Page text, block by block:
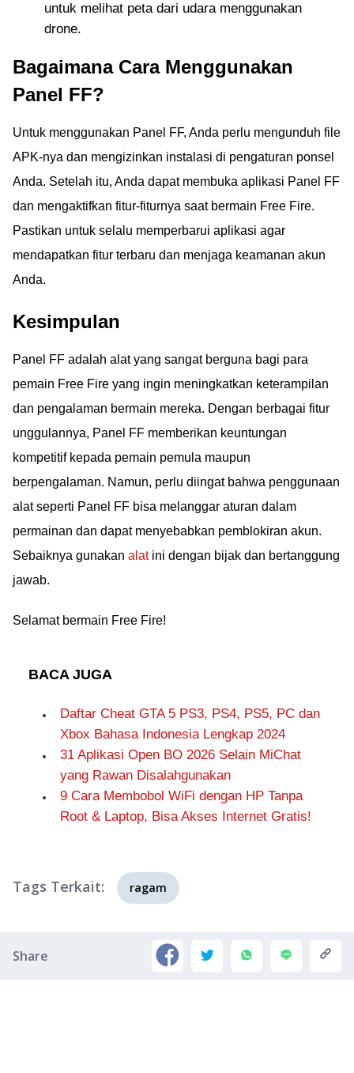
untuk melihat peta dari udara menggunakan
drone.
Bagaimana Cara Menggunakan
Panel FF?
Untuk menggunakan Panel FF, Anda perlu mengunduh file
APK-nya dan mengizinkan instalasi di pengaturan ponsel
Anda. Setelah itu, Anda dapat membuka aplikasi Panel FF
dan mengaktifkan fitur-fiturnya saat bermain Free Fire.
Pastikan untuk selalu memperbarui aplikasi agar
mendapatkan fitur terbaru dan menjaga keamanan akun
Anda.
Kesimpulan
Panel FF adalah alat yang sangat berguna bagi para
pemain Free Fire yang ingin meningkatkan keterampilan
dan pengalaman bermain mereka. Dengan berbagai fitur
unggulannya, Panel FF memberikan keuntungan
kompetitif kepada pemain pemula maupun
berpengalaman. Namun, perlu diingat bahwa penggunaan
alat seperti Panel FF bisa melanggar aturan dalam
permainan dan dapat menyebabkan pemblokiran akun.
Sebaiknya gunakan alatini dengan bijak dan bertanggung
jawab.
Selamat bermain Free Fire!
BACA JUGA
Daftar Cheat GTA 5 PS3, PS4, PS5, PC dan
Xbox Bahasa Indonesia Lengkap 2024
31 Aplikasi Open BO 2026 Selain MiChat
yang Rawan Disalahgunakan
9 Cara Membobol WiFi dengan HP Tanpa
Root & Laptop, Bisa Akses Internet Gratis!
Tags Terkait: ragam
Share